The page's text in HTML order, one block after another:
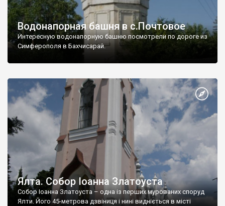
Водонапорная башня в с.Почтовое
Интересную водонапорную башню посмотрели по дороге из
Симферополя в Бахчисарай.
Ялта. Собор Іоанна Златоуста
Собор Іоанна Златоуста – одна із перших мурованих споруд
Ялти. Його 45-метрова дзвіниця і нині видніється в місті